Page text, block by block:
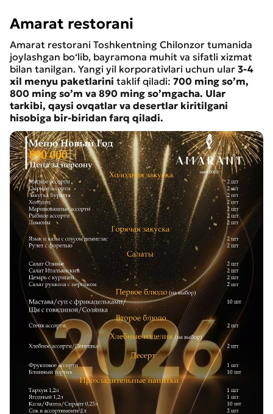
Amarat restorani
Amarat restorani Toshkentning Chilonzor tumanida
joylashgan bo‘lib, bayramona muhit va sifatli xizmat
bilan tanilgan. Yangi yil korporativlari uchun ular 3-4
xil menyu paketlarini taklif qiladi: 700 ming so’m,
800 ming so’m va 890 ming so’mgacha. Ular
tarkibi, qaysi ovqatlar va desertlar kiritilgani
hisobiga bir-biridan farq qiladi.